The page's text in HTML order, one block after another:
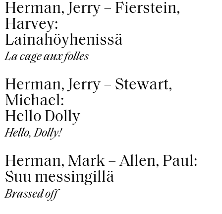
Herman, Jerry – Fierstein,
Harvey:
Lainahöyhenissä
La cage aux folles
Herman, Jerry – Stewart,
Michael:
Hello Dolly
Hello, Dolly!
Herman, Mark – Allen, Paul:
Suu messingillä
Brassed off